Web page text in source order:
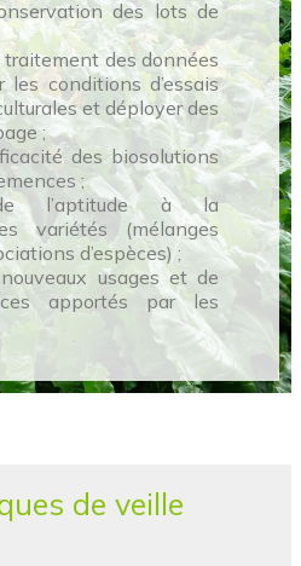
des lots de
des données
les conditions d’essais
et déployer des
;
des biosolutions
;
de l’aptitude à la
variétés (mélanges
d’espèces) ;
usages et de
apportés par les
de veille